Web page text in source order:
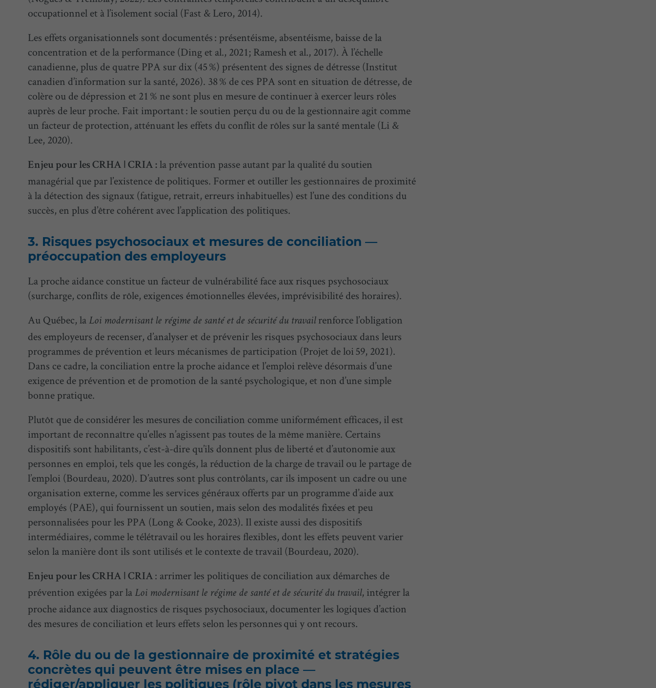
occupationnel et à l’isolement social (Fast & Lero, 2014).
Les effets organisationnels sont documentés : présentéisme, absentéisme, baisse de la
concentration et de la performance (Ding et al., 2021; Ramesh et al., 2017). À l’échelle
canadienne, plus de quatre PPA sur dix (45 %) présentent des signes de détresse (Institut
canadien d’information sur la santé, 2026). 38 % de ces PPA sont en situation de détresse, de
colère ou de dépression et 21 % ne sont plus en mesure de continuer à exercer leurs rôles
auprès de leur proche. Fait important : le soutien perçu du ou de la gestionnaire agit comme
un facteur de protection, atténuant les effets du conflit de rôles sur la santé mentale (Li &
Lee, 2020).
Enjeu pour les CRHA ǀ CRIA : la prévention passe autant par la qualité du soutien
managérial que par l’existence de politiques. Former et outiller les gestionnaires de proximité
à la détection des signaux (fatigue, retrait, erreurs inhabituelles) est l’une des conditions du
succès, en plus d’être cohérent avec l’application des politiques.
Risques psychosociaux et mesures de conciliation —
préoccupation des employeurs
La proche aidance constitue un facteur de vulnérabilité face aux risques psychosociaux
(surcharge, conflits de rôle, exigences émotionnelles élevées, imprévisibilité des horaires).
Au Québec, la Loi modernisant le régime de santé et de sécurité du travailrenforce l’obligation
des employeurs de recenser, d’analyser et de prévenir les risques psychosociaux dans leurs
programmes de prévention et leurs mécanismes de participation (Projet de loi 59, 2021).
Dans ce cadre, la conciliation entre la proche aidance et l’emploi relève désormais d’une
exigence de prévention et de promotion de la santé psychologique, et non d’une simple
bonne pratique.
Plutôt que de considérer les mesures de conciliation comme uniformément efficaces, il est
important de reconnaître qu’elles n’agissent pas toutes de la même manière. Certains
dispositifs sont habilitants, c’est-à-dire qu’ils donnent plus de liberté et d’autonomie aux
personnes en emploi, tels que les congés, la réduction de la charge de travail ou le partage de
l’emploi (Bourdeau, 2020). D’autres sont plus contrôlants, car ils imposent un cadre ou une
organisation externe, comme les services généraux offerts par un programme d’aide aux
employés (PAE), qui fournissent un soutien, mais selon des modalités fixées et peu
personnalisées pour les PPA (Long & Cooke, 2023). Il existe aussi des dispositifs
intermédiaires, comme le télétravail ou les horaires flexibles, dont les effets peuvent varier
selon la manière dont ils sont utilisés et le contexte de travail (Bourdeau, 2020).
Enjeu pour les CRHA ǀ CRIA : arrimer les politiques de conciliation aux démarches de
prévention exigées par la Loi modernisant le régime de santé et de sécurité du travail, intégrer la
proche aidance aux diagnostics de risques psychosociaux, documenter les logiques d’action
des mesures de conciliation et leurs effets selon les personnes qui y ont recours.
Rôle du ou de la gestionnaire de proximité et stratégies
concrètes qui peuvent être mises en place —
rédiger/appliquer les politiques (rôle pivot dans les mesures